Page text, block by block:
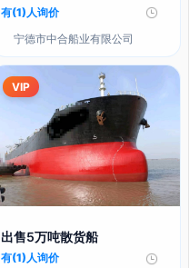
有(1)人询价
宁德市中合船业有限公司
VIP
出售5万吨散货船
有(1)人询价